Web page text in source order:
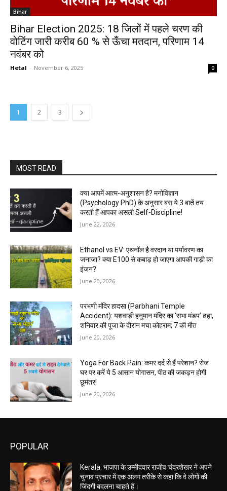
Bihar
Bihar Election 2025: 18 जिलों में पहले चरण की
वोटिंग जारी करीब 60 % से ऊँचा मतदान, परिणाम 14
नवंबर को
Hetal - November 6, 2025 0
1 2 3
MOST READ
क्या आपमें आत्म-अनुशासन है? मनोविज्ञान
(Psychology PhD) के अनुसार बस ये 3 बातें तय
करती हैं आपका असली Self-Discipline!
June 22, 2026
Ethanol vs EV: एथनॉल है वरदान या पर्यावरण का
जनाजा? क्या E100 से कबाड़ हो जाएगा आपकी गाड़ी का
इंजन?
June 20, 2026
परभणी मंदिर हादसा (Parbhani Temple
Accident): यशवाड़ी हनुमान मंदिर का ‘सभा मंडप’ ढहा,
शनिवार की पूजा के दौरान मचा कोहराम; 7 की मौत
June 20, 2026
Yoga For Back Pain: कमर दर्द से हैं परेशान? रोज
घर पर करें ये 5 आसान योगासन, पीठ की जकड़न होगी
छूमंतर!
June 20, 2026
POPULAR
Kerala: भाजपा के उम्मीदवार राजीव चंद्रशेखर ने अपने
चुनाव प्रचार में एक अलग तरीके से कहा कि वे लोगों की
जिंदगी बदलना चाहते हैं।